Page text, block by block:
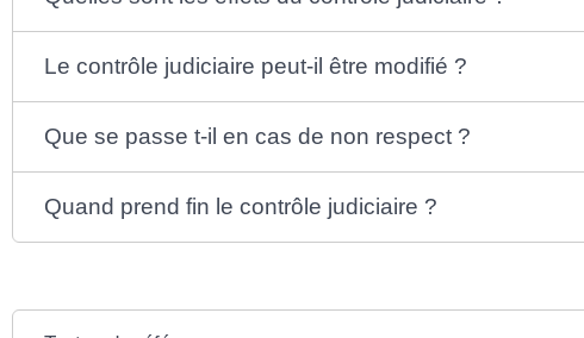
Le contrôle judiciaire peut-il être modifié ?
Que se passe t-il en cas de non respect ?
Quand prend fin le contrôle judiciaire ?